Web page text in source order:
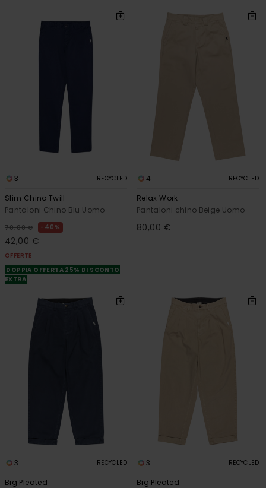
3 RECYCLED
Slim Chino Twill
Pantaloni Chino Blu Uomo
70,00 € 40%
42,00 €
OFFERTE
DOPPIA OFFERTA 25% DI SCONTO
EXTRA
4 RECYCLED
Relax Work
Pantaloni chino Beige Uomo
80,00 €
3 RECYCLED
Big Pleated
3 RECYCLED
Big Pleated